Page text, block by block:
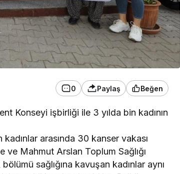
0 Paylaş Beğen
Konseyi işbirliği ile 3 yılda bin kadının
kadınlar arasında 30 kanser vakası
Mahmut Arslan Toplum Sağlığı
sağlığına kavuşan kadınlar aynı